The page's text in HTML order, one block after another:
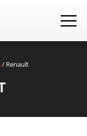
/ Renault